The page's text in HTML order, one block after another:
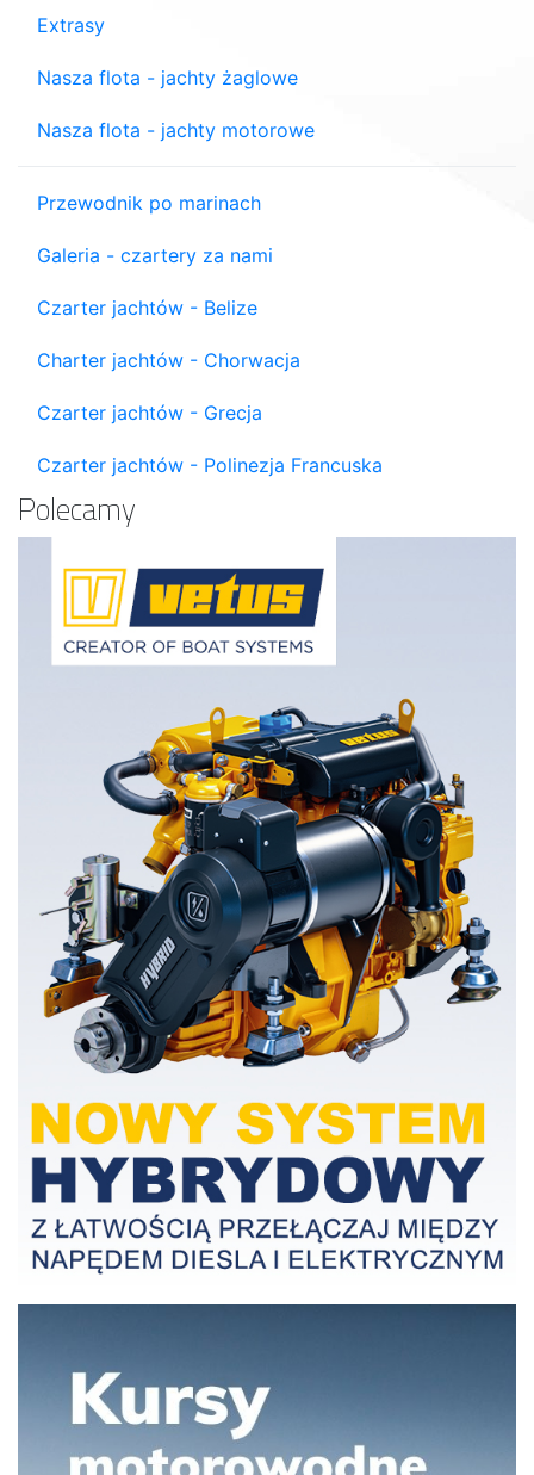
Extrasy
Nasza flota - jachty żaglowe
Nasza flota - jachty motorowe
Przewodnik po marinach
Galeria - czartery za nami
Czarter jachtów - Belize
Charter jachtów - Chorwacja
Czarter jachtów - Grecja
Czarter jachtów - Polinezja Francuska
Polecamy